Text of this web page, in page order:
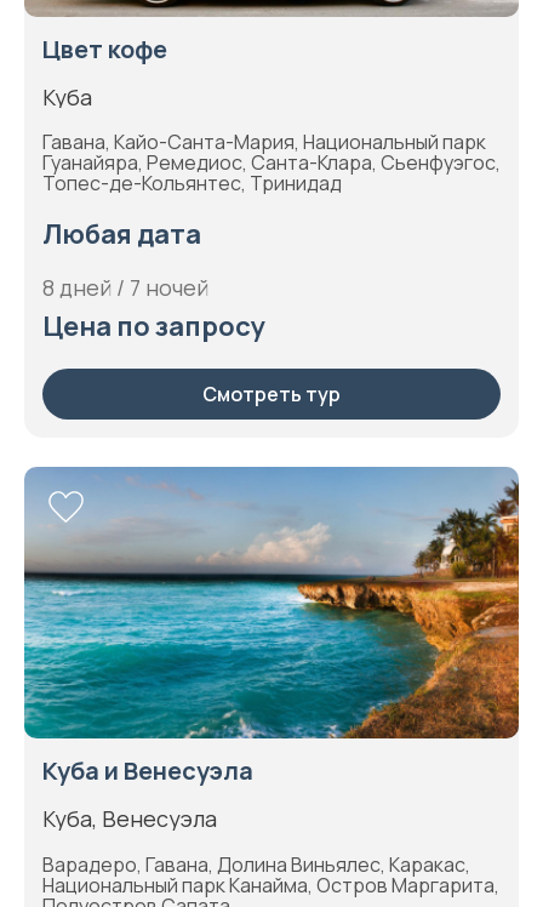
Цвет кофе
Куба
Гавана, Кайо-Санта-Мария, Национальный парк
Гуанайяра, Ремедиос, Санта-Клара, Сьенфуэгос,
Топес-де-Кольянтес, Тринидад
Любая дата
8 дней / 7 ночей
Цена по запросу
Смотреть тур
Куба и Венесуэла
Куба, Венесуэла
Варадеро, Гавана, Долина Виньялес, Каракас,
Национальный парк Канайма, Остров Маргарита,